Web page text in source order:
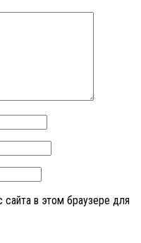
в этом браузере для